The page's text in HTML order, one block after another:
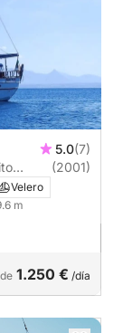
5.0(7)
(2001)
Velero
m
1.250 € /día